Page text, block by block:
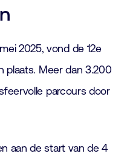
2025, vond de 12e
plaats. Meer dan 3.200
parcours door
aan de start van de 4